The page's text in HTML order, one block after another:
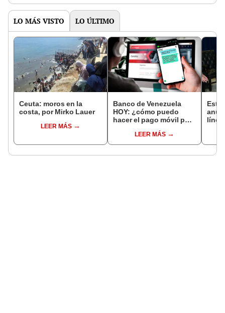
LO MÁS VISTO LO ÚLTIMO
Ceuta: moros en la
costa, por Mirko Lauer
LEER MÁS
Banco de Venezuela
HOY: ¿cómo puedo
hacer el pago móvil por
Guía oficial PASO A
PASO
LEER MÁS
línea